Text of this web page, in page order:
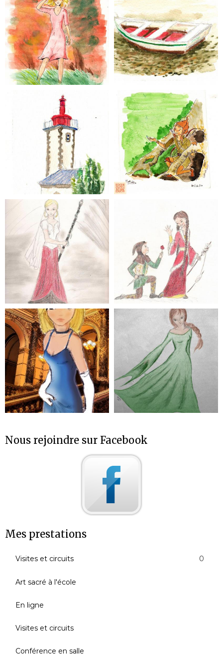
Nous rejoindre sur Facebook
Mes prestations
Visites et circuits 0
Art sacré à l'école
En ligne
Visites et circuits
Conférence en salle